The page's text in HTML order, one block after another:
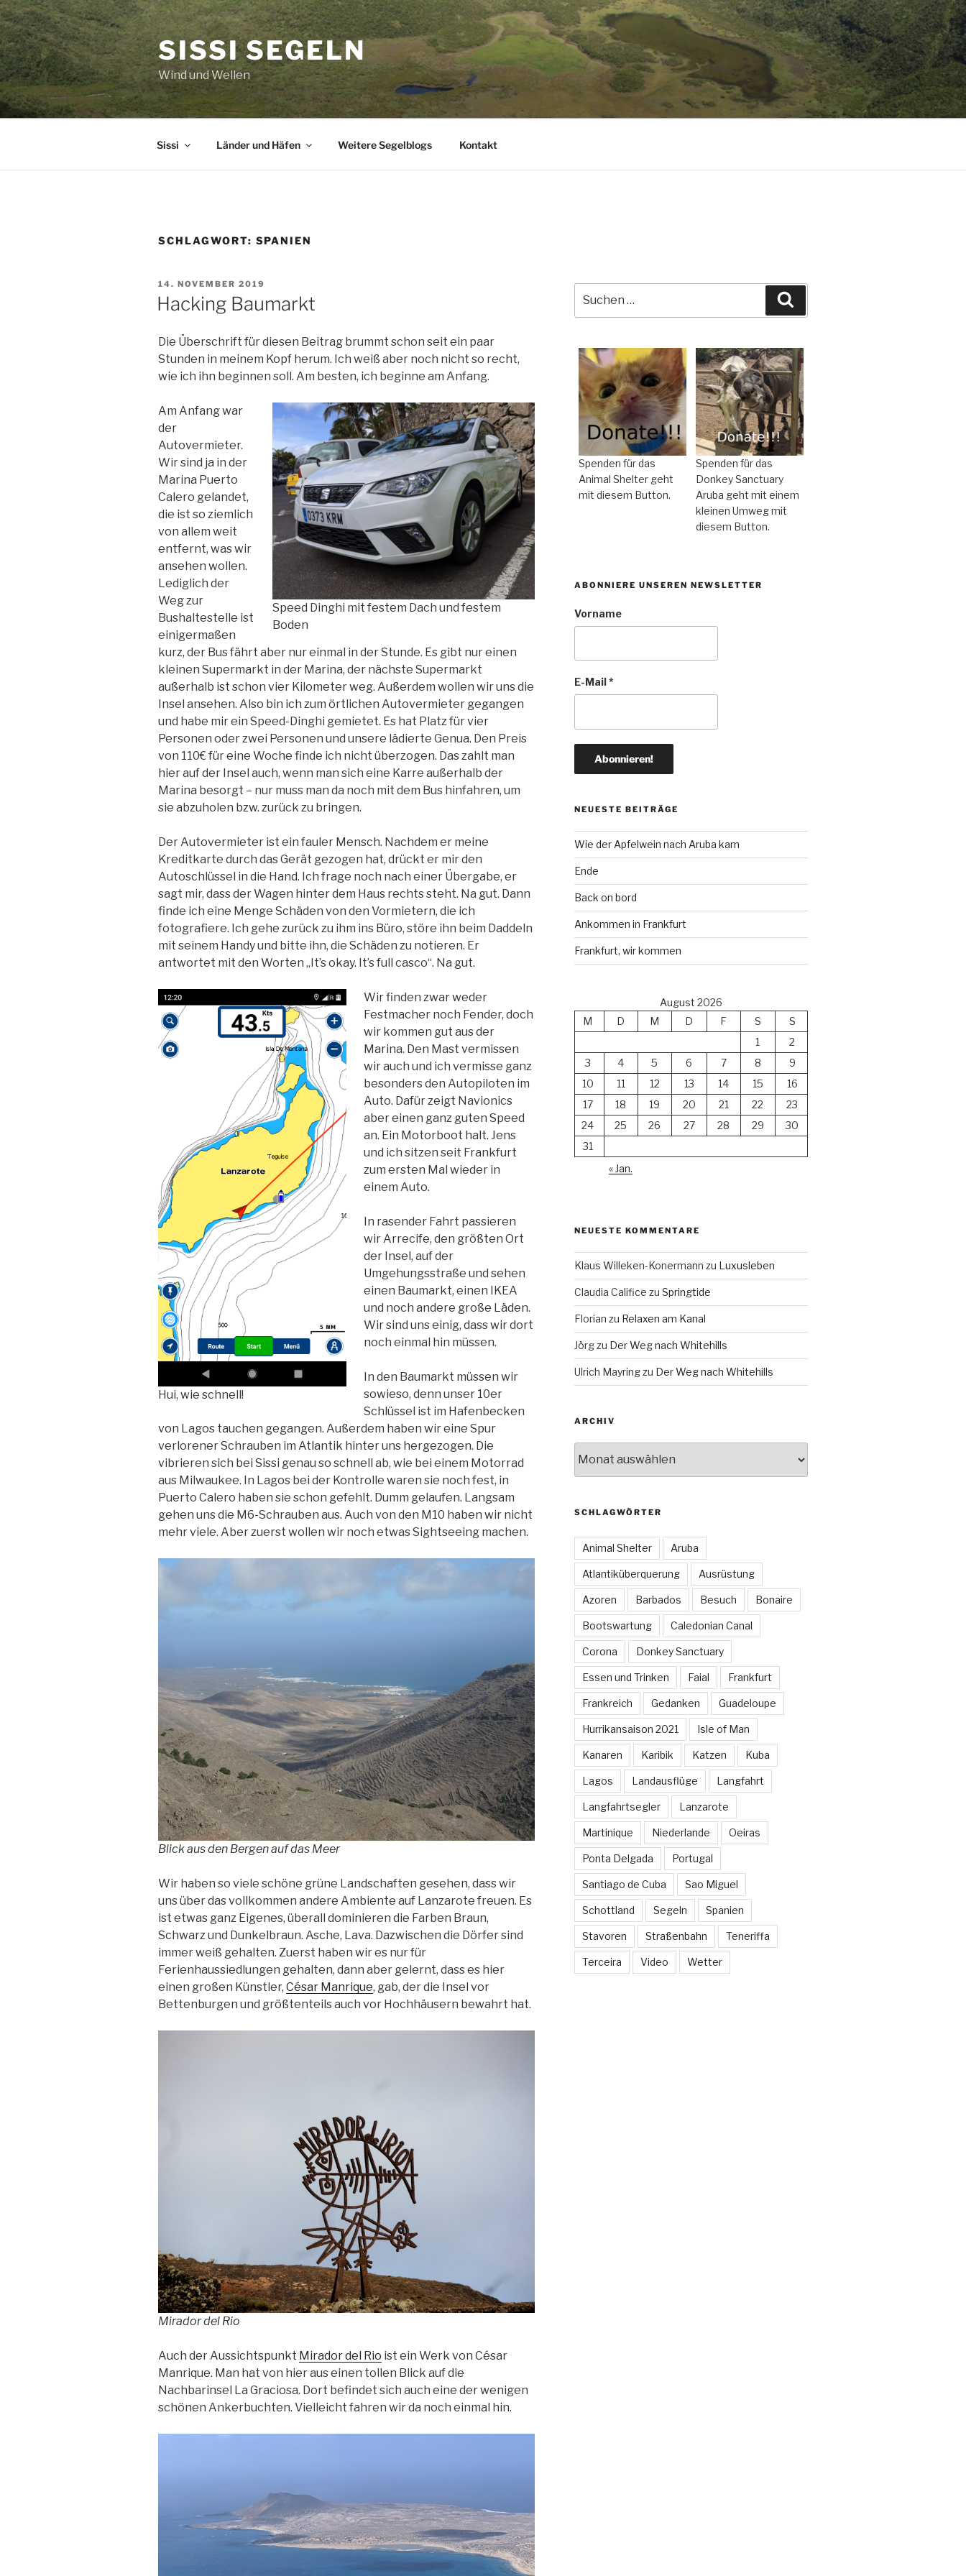
Zum
Inhalt
springen
SISSI SEGELN
Wind und Wellen
Sissi Länder und Häfen Weitere Segelblogs Kontakt
SCHLAGWORT: SPANIEN
VERÖFFENTLICHT
AM
14. NOVEMBER 2019
Hacking Baumarkt
Die Überschrift für diesen Beitrag brummt schon seit ein paar
Stunden in meinem Kopf herum. Ich weiß aber noch nicht so recht,
wie ich ihn beginnen soll. Am besten, ich beginne am Anfang.
Speed Dinghi mit festem Dach und festem
Boden
Am Anfang war
der
Autovermieter.
Wir sind ja in der
Marina Puerto
Calero gelandet,
die ist so ziemlich
von allem weit
entfernt, was wir
ansehen wollen.
Lediglich der
Weg zur
Bushaltestelle ist
einigermaßen
kurz, der Bus fährt aber nur einmal in der Stunde. Es gibt nur einen
kleinen Supermarkt in der Marina, der nächste Supermarkt
außerhalb ist schon vier Kilometer weg. Außerdem wollen wir uns die
Insel ansehen. Also bin ich zum örtlichen Autovermieter gegangen
und habe mir ein Speed-Dinghi gemietet. Es hat Platz für vier
Personen oder zwei Personen und unsere lädierte Genua. Den Preis
von 110€ für eine Woche finde ich nicht überzogen. Das zahlt man
hier auf der Insel auch, wenn man sich eine Karre außerhalb der
Marina besorgt – nur muss man da noch mit dem Bus hinfahren, um
sie abzuholen bzw. zurück zu bringen.
Der Autovermieter ist ein fauler Mensch. Nachdem er meine
Kreditkarte durch das Gerät gezogen hat, drückt er mir den
Autoschlüssel in die Hand. Ich frage noch nach einer Übergabe, er
sagt mir, dass der Wagen hinter dem Haus rechts steht. Na gut. Dann
finde ich eine Menge Schäden von den Vormietern, die ich
fotografiere. Ich gehe zurück zu ihm ins Büro, störe ihn beim Daddeln
mit seinem Handy und bitte ihn, die Schäden zu notieren. Er
antwortet mit den Worten „It’s okay. It’s full casco“. Na gut.
Hui, wie schnell!
Wir finden zwar weder
Festmacher noch Fender, doch
wir kommen gut aus der
Marina. Den Mast vermissen
wir auch und ich vermisse ganz
besonders den Autopiloten im
Auto. Dafür zeigt Navionics
aber einen ganz guten Speed
an. Ein Motorboot halt. Jens
und ich sitzen seit Frankfurt
zum ersten Mal wieder in
einem Auto.
In rasender Fahrt passieren
wir Arrecife, den größten Ort
der Insel, auf der
Umgehungsstraße und sehen
einen Baumarkt, einen IKEA
und noch andere große Läden.
Wir sind uns einig, dass wir dort
noch einmal hin müssen.
In den Baumarkt müssen wir
sowieso, denn unser 10er
Schlüssel ist im Hafenbecken
von Lagos tauchen gegangen. Außerdem haben wir eine Spur
verlorener Schrauben im Atlantik hinter uns hergezogen. Die
vibrieren sich bei Sissi genau so schnell ab, wie bei einem Motorrad
aus Milwaukee. In Lagos bei der Kontrolle waren sie noch fest, in
Puerto Calero haben sie schon gefehlt. Dumm gelaufen. Langsam
gehen uns die M6-Schrauben aus. Auch von den M10 haben wir nicht
mehr viele. Aber zuerst wollen wir noch etwas Sightseeing machen.
Blick aus den Bergen auf das Meer
Wir haben so viele schöne grüne Landschaften gesehen, dass wir
uns über das vollkommen andere Ambiente auf Lanzarote freuen. Es
ist etwas ganz Eigenes, überall dominieren die Farben Braun,
Schwarz und Dunkelbraun. Asche, Lava. Dazwischen die Dörfer sind
immer weiß gehalten. Zuerst haben wir es nur für
Ferienhaussiedlungen gehalten, dann aber gelernt, dass es hier
einen großen Künstler, César Manrique, gab, der die Insel vor
Bettenburgen und größtenteils auch vor Hochhäusern bewahrt hat.
Mirador del Rio
Auch der Aussichtspunkt Mirador del Rio ist ein Werk von César
Manrique. Man hat von hier aus einen tollen Blick auf die
Nachbarinsel La Graciosa. Dort befindet sich auch eine der wenigen
schönen Ankerbuchten. Vielleicht fahren wir da noch einmal hin.
nach:
Spenden für das
Animal Shelter geht
mit diesem Button.
Spenden für das
Donkey Sanctuary
Aruba geht mit einem
kleinen Umweg mit
diesem Button.
ABONNIERE UNSEREN NEWSLETTER
Vorname
E-Mail*
NEUESTE BEITRÄGE
Wie der Apfelwein nach Aruba kam
Ende
Back on bord
Ankommen in Frankfurt
Frankfurt, wir kommen
August 2026
M
D M D F S
S
1
2
3
4 5 6 7 8
9
10
11 12 13 14 15
16
17
18 19 20 21 22
23
24
25 26 27 28 29
30
31
« Jan.
NEUESTE KOMMENTARE
Klaus Willeken-Konermann zu Luxusleben
Claudia Califice zu Springtide
Florian zu Relaxen am Kanal
Jörgzu Der Weg nach Whitehills
Ulrich Mayringzu Der Weg nach Whitehills
ARCHIV
SCHLAGWÖRTER
Animal Shelter Aruba
Atlantiküberquerung Ausrüstung
Azoren Barbados Besuch Bonaire
Bootswartung Caledonian Canal
Corona Donkey Sanctuary
Essen und Trinken Faial Frankfurt
Frankreich Gedanken Guadeloupe
Hurrikansaison 2021 Isle of Man
Kanaren Karibik Katzen Kuba
Lagos Landausflüge Langfahrt
Langfahrtsegler Lanzarote
Martinique Niederlande Oeiras
Ponta Delgada Portugal
Santiago de Cuba Sao Miguel
Schottland Segeln Spanien
Stavoren Straßenbahn Teneriffa
Terceira Video Wetter